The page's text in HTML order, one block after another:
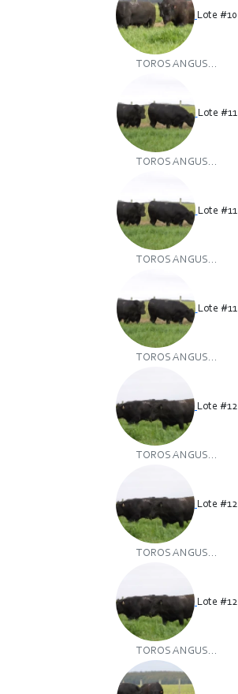
Lote #10
TOROS ANGUS...
Lote #11
TOROS ANGUS...
Lote #11
TOROS ANGUS...
Lote #11
TOROS ANGUS...
Lote #12
TOROS ANGUS...
Lote #12
TOROS ANGUS...
Lote #12
TOROS ANGUS...